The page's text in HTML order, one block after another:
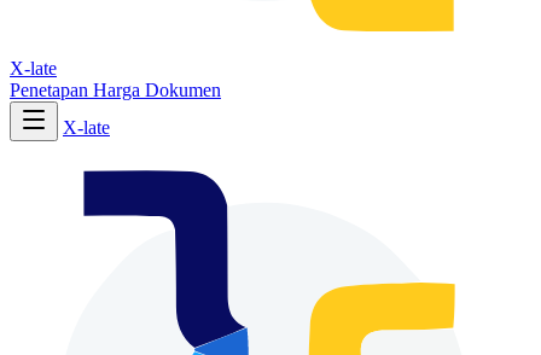
X-late
Penetapan Harga Dokumen
X-late